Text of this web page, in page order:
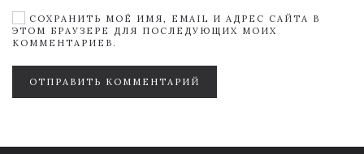
СОХРАНИТЬ МОЁ ИМЯ, EMAIL И АДРЕС САЙТА В
ЭТОМ БРАУЗЕРЕ ДЛЯ ПОСЛЕДУЮЩИХ МОИХ
КОММЕНТАРИЕВ.
ОТПРАВИТЬ КОММЕНТАРИЙ